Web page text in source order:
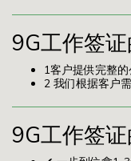
9G工作签
1客户提供完整
2 我们根据客户
9G工作签